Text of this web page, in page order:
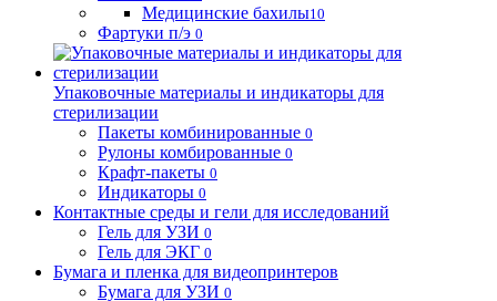
Медицинские бахилы10
Фартуки п/э 0
Упаковочные материалы и индикаторы для
стерилизации
Пакеты комбинированные 0
Рулоны комбированные 0
Крафт-пакеты 0
Индикаторы 0
Контактные среды и гели для исследований
Гель для УЗИ 0
Гель для ЭКГ 0
Бумага и пленка для видеопринтеров
Бумага для УЗИ 0